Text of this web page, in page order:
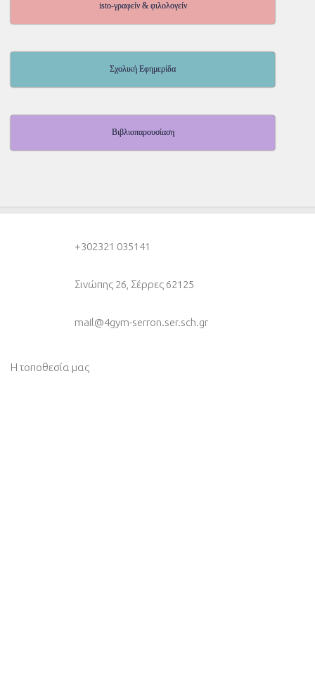
isto-γραφείν & φιλολογείν
Σχολική Εφημερίδα
Βιβλιοπαρουσίαση
+302321 035141
Σινώπης 26, Σέρρες 62125
mail@4gym-serron.ser.sch.gr
Η τοποθεσία μας